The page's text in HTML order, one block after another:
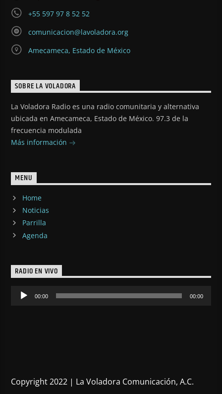
+55 597 97 8 52 52
comunicacion@lavoladora.org
Amecameca, Estado de México
SOBRE LA VOLADORA
La Voladora Radio es una radio comunitaria y alternativa
ubicada en Amecameca, Estado de México. 97.3 de la
frecuencia modulada
Más información
MENU
Home
Noticias
Parrilla
Agenda
RADIO EN VIVO
Reproductor
00:00 00:00
Copyright 2022 | La Voladora Comunicación, A.C.